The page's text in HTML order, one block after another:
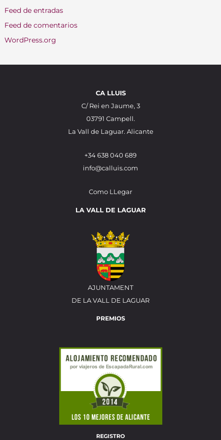
Feed de entradas
Feed de comentarios
WordPress.org
CA LLUIS
C/ Rei en Jaume, 3
03791 Campell.
La Vall de Laguar. Alicante
+34 638 040 689
info@calluis.com
Como LLegar
LA VALL DE LAGUAR
AJUNTAMENT
DE LA VALL DE LAGUAR
PREMIOS
REGISTRO